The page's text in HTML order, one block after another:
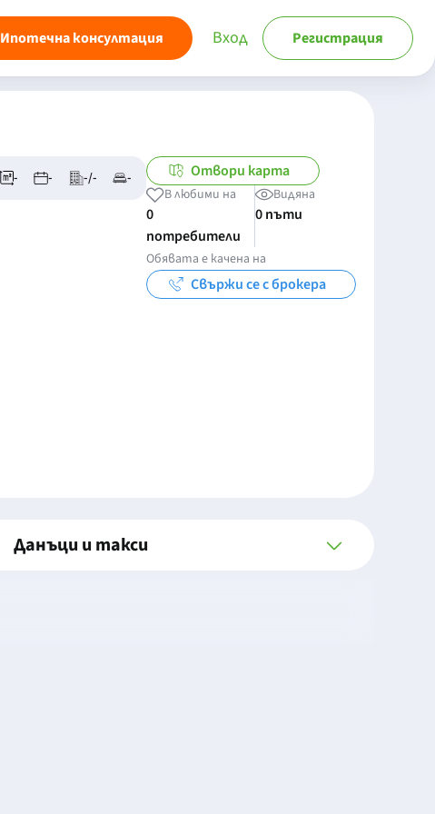
Ипотечна консултация Вход Регистрация
- - -/- - Отвори карта
В любими на
0
потребители
Видяна
0 пъти
Обявата е качена на
Свържи се с брокера
Данъци и такси